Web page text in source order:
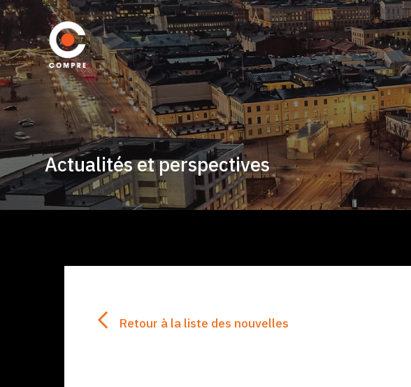
Actualités et perspectives
Retour à la liste des nouvelles